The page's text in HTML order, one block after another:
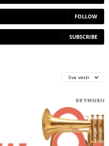
FOLLOW
SUBSCRIBE
Sve vesti